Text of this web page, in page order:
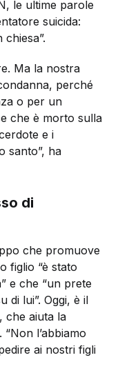
le ultime parole
suicida:
Ma la nostra
perché
o per un
che è morto sulla
e i
santo”, ha
di
che promuove
figlio “è stato
e che “un prete
di lui”. Oggi, è il
che aiuta la
l’abbiamo
ai nostri figli